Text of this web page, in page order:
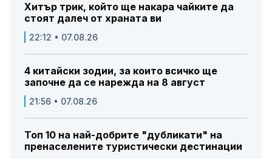
Хитър трик, който ще накара чайките да
стоят далеч от храната ви
22:12 • 07.08.26
4 китайски зодии, за които всичко ще
започне да се нарежда на 8 август
21:56 • 07.08.26
Топ 10 на най-добрите "дубликати" на
пренаселените туристически дестинации